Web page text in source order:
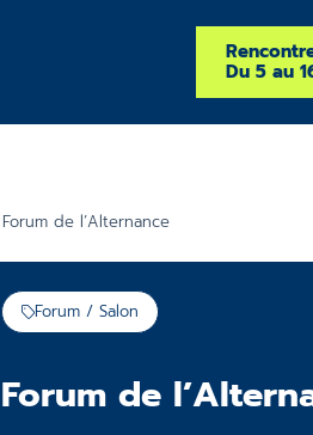
Du 5 au
Forum de l’Alternance
Forum / Salon
Forum de